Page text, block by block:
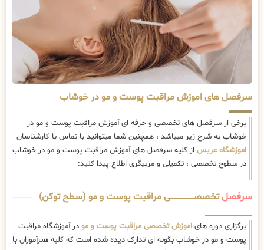
سرفصل های اموزش مراقبت پوست و مو در خوشاب
برخی از سرفصل های تخصصی و حرفه ای آموزش مراقبت پوست و مو در
خوشاب به شرح زیر میباشد ، همچنین شما میتوانید با تماس با کارشناسان
اموزشگاه عریس از کلیه سرفصل های آموزش مراقبت پوست و مو در خوشاب
در سطوح تخصصی ، تکمیلی و مربیگری اطلاع پیدا کنید:
سرفصلتخصصــــــــــــــــــــی مراقبت پوست و مو (سطح توکن)
برگزاری دوره های اموزش تخصصی مراقبت پوست و مو در آموزشگاه مراقبت
پوست و مو در خوشاب بگونه ای تدارک دیده شده است که کلیه هنرآموزان با